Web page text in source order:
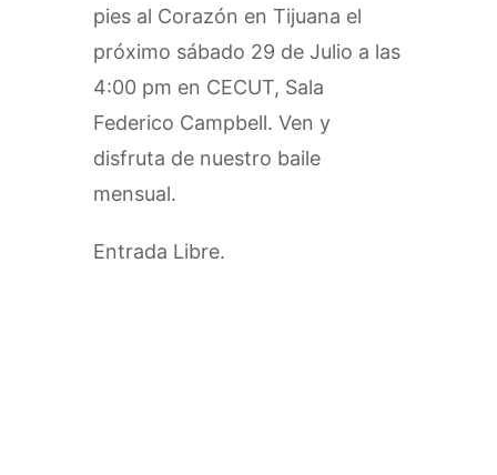
pies al Corazón en Tijuana el
próximo sábado 29 de Julio a las
4:00 pm en CECUT, Sala
Federico Campbell. Ven y
disfruta de nuestro baile
mensual.
Entrada Libre.